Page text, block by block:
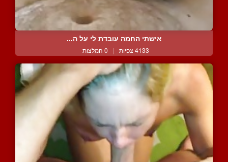
אישתי החמה עובדת לי על ה...
4133 צפיות | 0 המלצות